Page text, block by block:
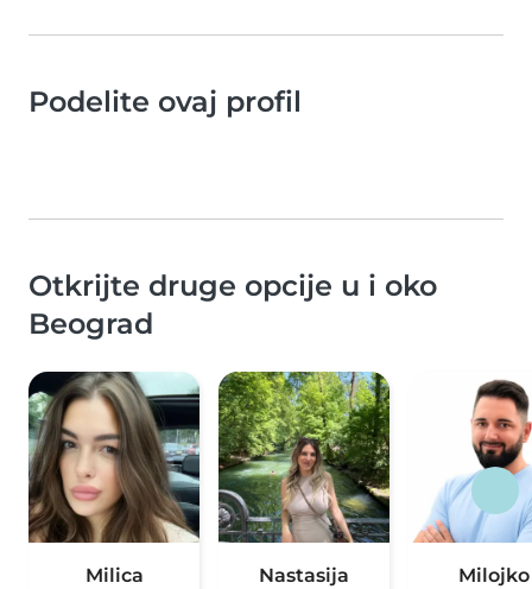
Podelite ovaj profil
Otkrijte druge opcije u i oko
Beograd
Milica Nastasija Milojko